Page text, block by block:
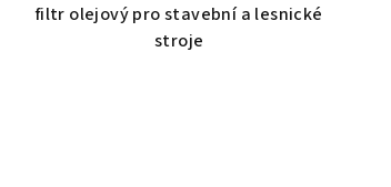
filtr olejový pro stavební a lesnické
stroje